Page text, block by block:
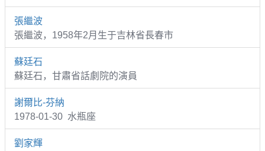
張繼波
張繼波，1958年2月生于吉林省長春市
蘇廷石
蘇廷石，甘肅省話劇院的演員
謝爾比-芬納
1978-01-30 水瓶座
劉家輝